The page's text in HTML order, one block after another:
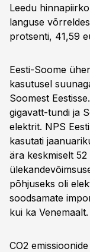
Leedu
languse
protsenti, 41,59
Eesti-Soome
kasutusel
Soomest
gigavatt-tundi ja
elektrit. NPS
kasutati
ära keskmiselt
põhjuseks oli
soodsamate
kui ka Venemaalt.
CO2